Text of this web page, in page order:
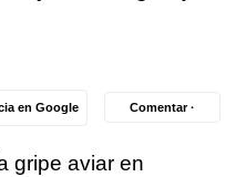
en Google Comentar ·
gripe aviar en